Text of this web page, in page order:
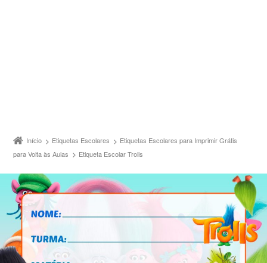
Início Etiquetas Escolares
Etiquetas Escolares para Imprimir Grátis
para Volta às Aulas
Etiqueta Escolar Trolls